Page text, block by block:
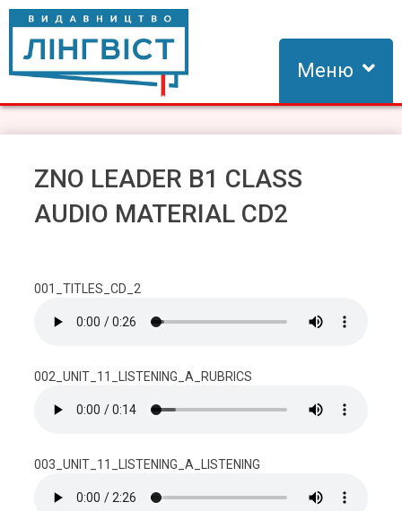
Skip
content
Видавництво Лінгвіст
Видавництво Лінгвіст – адаптація та створення видань для
Меню
ΖΝΟ LEADER B1 CLASS
AUDIO MATERIAL CD2
001_TITLES_CD_2
002_UNIT_11_LISTENING_A_RUBRICS
003_UNIT_11_LISTENING_A_LISTENING